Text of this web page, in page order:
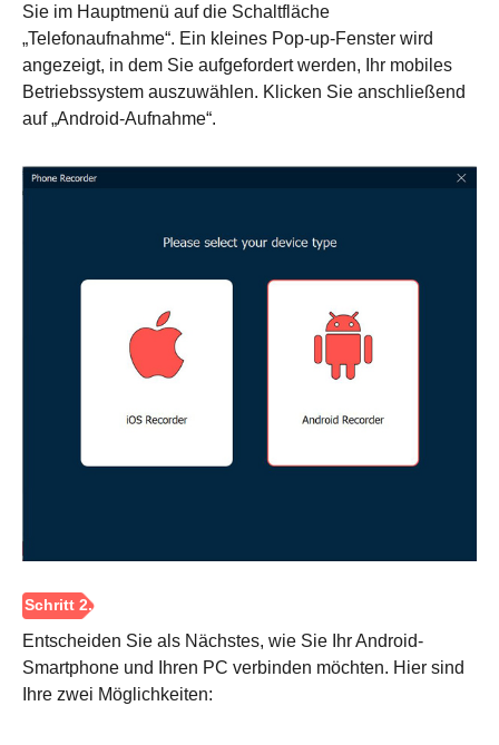
Schritt 1.
Sie im Hauptmenü auf die Schaltfläche
„Telefonaufnahme“. Ein kleines Pop-up-Fenster wird
angezeigt, in dem Sie aufgefordert werden, Ihr mobiles
Betriebssystem auszuwählen. Klicken Sie anschließend
auf „Android-Aufnahme“.
Entscheiden Sie als Nächstes, wie Sie Ihr Android-
Smartphone und Ihren PC verbinden möchten. Hier sind
Ihre zwei Möglichkeiten: